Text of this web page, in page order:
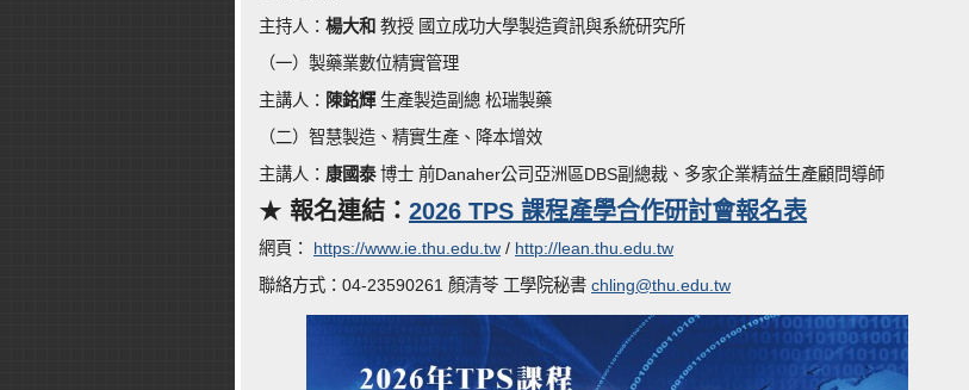
主持人： 楊大和 教授 國立成功大學製造資訊與系統研究所
（一）製藥業數位精實管理
主講人： 陳銘輝生產製造副總 松瑞製藥
（二）智慧製造、精實生產、降本增效
主講人： 康國泰博士 前Danaher公司亞洲區DBS副總裁、多家企業精益生產顧問導師
★ 報名連結： 2026 TPS 課程產學合作研討會報名表
網頁： https://www.ie.thu.edu.tw / http://lean.thu.edu.tw
聯絡方式：04-23590261 顏清苓 工學院秘書 chling@thu.edu.tw